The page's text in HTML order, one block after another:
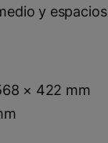
y espacios
× 422 mm